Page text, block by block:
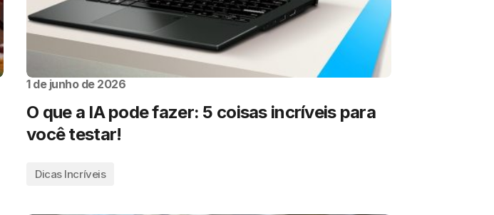
1 de junho de 2026
O que a IA pode fazer: 5 coisas incríveis para
você testar!
Dicas Incríveis